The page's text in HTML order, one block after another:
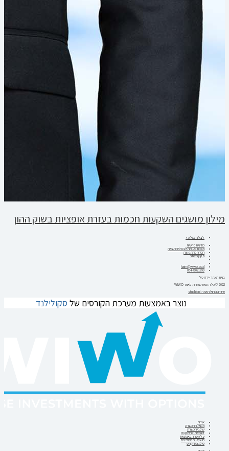
מילון מושגים השקעות חכמות בעזרת אופציות בשוק ההון
לבלוג המלא »
מדיניות פרטיות
תוכנית טעימה לבעלי הרשאה
הסרה מהתפוצה
תקנון האתר
haim@wiwo.co.il
054-8031699
בניית האתר - ירדן טל
2022 © כל הזכויות שמורות לאתר WIWO
שדרוג וניהול האתר: studYoni
נוצר באמצעות מערכת הקורסים של סקולילנד
אודות
תכנית ההכשרה
שלבי הכשרה
דוגמאות להשקעה
על מסחר באופציות
משקיעים ממליצים
סילבוס הקורס